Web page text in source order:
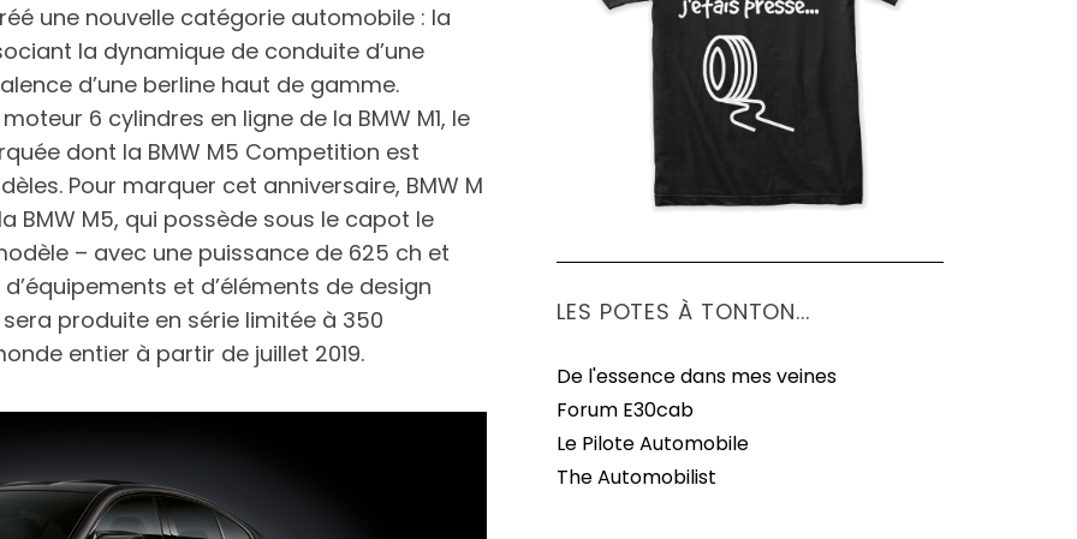
une nouvelle catégorie automobile : la
la dynamique de conduite d’une
d’une berline haut de gamme.
6 cylindres en ligne de la BMW M1, le
dont la BMW M5 Competition est
Pour marquer cet anniversaire, BMW M
BMW M5, qui possède sous le capot le
– avec une puissance de 625 ch et
et d’éléments de design
produite en série limitée à 350
entier à partir de juillet 2019.
LES POTES À TONTON...
De l'essence dans mes veines
Forum E30cab
Le Pilote Automobile
The Automobilist